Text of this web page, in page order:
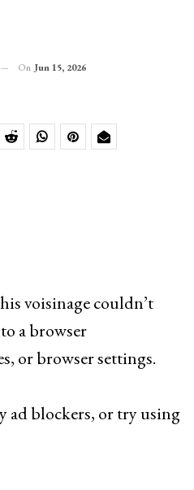
On Jun 15, 2026
voisinage couldn’t
a browser
or browser settings.
ad blockers, or try using